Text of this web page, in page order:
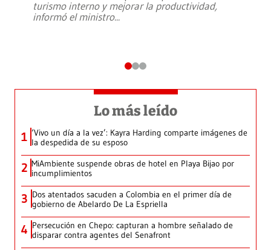
turismo interno y mejorar la productividad,
informó el ministro...
Lo más leído
1 ‘Vivo un día a la vez’: Kayra Harding comparte imágenes de
la despedida de su esposo
2 MiAmbiente suspende obras de hotel en Playa Bijao por
incumplimientos
3 Dos atentados sacuden a Colombia en el primer día de
gobierno de Abelardo De La Espriella
4 Persecución en Chepo: capturan a hombre señalado de
disparar contra agentes del Senafront